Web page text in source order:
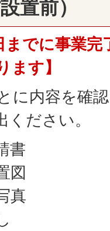
置前）
までに事業
ます】
に内容を確
ださい。
書
図
真